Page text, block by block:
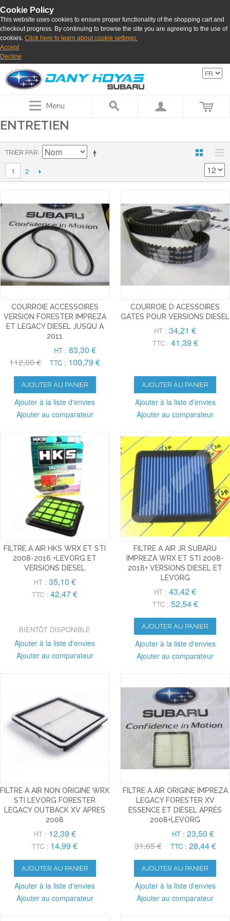
Cookie Policy
This website uses cookies to ensure proper functionality of the shopping cart and
checkout progress. By continuing to browse the site you are agreeing to the use of
cookies. Click here to learn about cookie settings.
Accept
Decline
Menu
ENTRETIEN
TRIER PAR
1 2
COURROIE ACCESSOIRES
VERSION FORESTER IMPREZA
ET LEGACY DIESEL JUSQU A
2011
112,00 €
HT : 83,30 €
TTC : 100,79 €
AJOUTER AU PANIER
Ajouter à la liste d'envies
Ajouter au comparateur
COURROIE D ACESSOIRES
GATES POUR VERSIONS DIESEL
HT : 34,21 €
TTC : 41,39 €
AJOUTER AU PANIER
Ajouter à la liste d'envies
Ajouter au comparateur
FILTRE A AIR HKS WRX ET STI
2008-2016 +LEVORG ET
VERSIONS DIESEL
HT : 35,10 €
TTC : 42,47 €
BIENTÔT DISPONIBLE
Ajouter à la liste d'envies
Ajouter au comparateur
FILTRE A AIR JR SUBARU
IMPREZA WRX ET STI 2008-
2018+ VERSIONS DIESEL ET
LEVORG
HT : 43,42 €
TTC : 52,54 €
AJOUTER AU PANIER
Ajouter à la liste d'envies
Ajouter au comparateur
FILTRE A AIR NON ORIGINE WRX
STI LEVORG FORESTER
LEGACY OUTBACK XV APRES
2008
HT : 12,39 €
TTC : 14,99 €
AJOUTER AU PANIER
Ajouter à la liste d'envies
Ajouter au comparateur
FILTRE A AIR ORIGINE IMPREZA
LEGACY FORESTER XV
ESSENCE ET DIESEL APRÈS
2008+LEVORG
31,65 €
HT : 23,50 €
TTC : 28,44 €
AJOUTER AU PANIER
Ajouter à la liste d'envies
Ajouter au comparateur